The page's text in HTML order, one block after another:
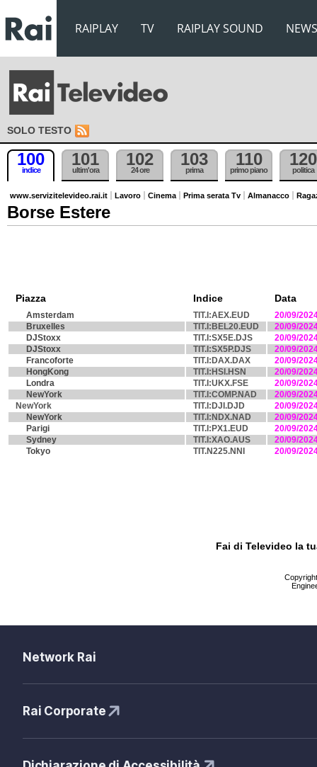
RAIPLAY TV RAIPLAY SOUND NEWS
SOLO TESTO
100
indice
101
ultim'ora
102
24 ore
103
prima
110
primo piano
120
politica
www.servizitelevideo.rai.it Lavoro Cinema Prima serata Tv Almanacco
Borse Estere
Piazza Indice Data
Amsterdam TIT.I:AEX.EUD
20/09/
Bruxelles
TIT.I:BEL20.EUD
20/09/
DJStoxx
TIT.I:SX5E.DJS
20/09/
DJStoxx
TIT.I:SX5P.DJS
20/09/
Francoforte
TIT.I:DAX.DAX
20/09/
HongKong
TIT.I:HSI.HSN
20/09/
Londra
TIT.I:UKX.FSE
20/09/
NewYork
TIT.I:COMP.NAD
20/09/
NewYork
TIT.I:DJI.DJD
20/09/
NewYork
TIT.I:NDX.NAD
20/09/
Parigi
TIT.I:PX1.EUD
20/09/
Sydney
TIT.I:XAO.AUS
20/09/
Tokyo
TIT.N225.NNI 20/09/
Fai di Televideo la